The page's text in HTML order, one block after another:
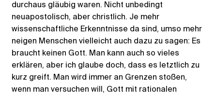
durchaus gläubig waren. Nicht unbedingt
neuapostolisch, aber christlich. Je mehr
wissenschaftliche Erkenntnisse da sind, umso mehr
neigen Menschen vielleicht auch dazu zu sagen: Es
braucht keinen Gott. Man kann auch so vieles
erklären, aber ich glaube doch, dass es letztlich zu
kurz greift. Man wird immer an Grenzen stoßen,
wenn man versuchen will, Gott mit rationalen